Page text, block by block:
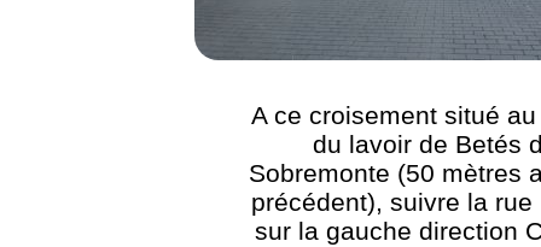
A ce croisement situé
du lavoir de Betés
Sobremonte (50 mètres
précédent), suivre la rue
sur la gauche direction